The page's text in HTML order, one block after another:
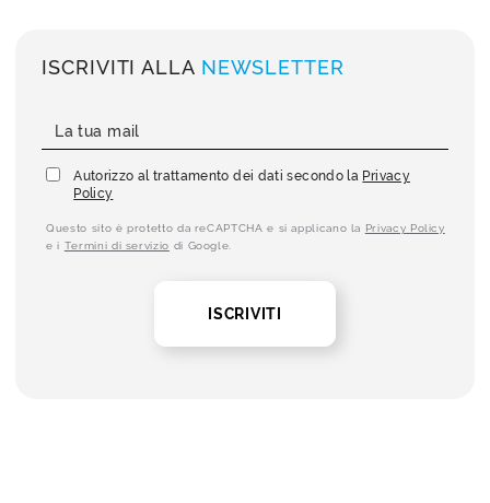
ISCRIVITI ALLA NEWSLETTER
Autorizzo al trattamento dei dati secondo la Privacy
Policy
Questo sito è protetto da reCAPTCHA e si applicano la Privacy Policy
e i Termini di servizio di Google.
ISCRIVITI